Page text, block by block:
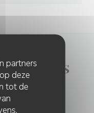
partners
deze
tot de
MET ONS